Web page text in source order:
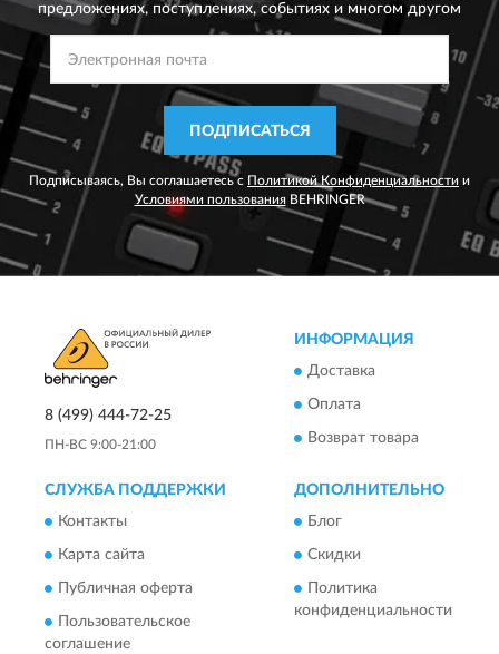
предложениях, поступлениях, событиях и многом другом
ПОДПИСАТЬСЯ
Подписываясь, Вы соглашаетесь с Политикой Конфиденциальности и
Условиями пользованияBEHRINGER
8 (499) 444-72-25
ПН-ВС 9:00-21:00
ИНФОРМАЦИЯ
Доставка
Оплата
Возврат товара
СЛУЖБА ПОДДЕРЖКИ
Контакты
Карта сайта
Публичная оферта
Пользовательское
соглашение
ДОПОЛНИТЕЛЬНО
Блог
Скидки
Политика
конфиденциальности